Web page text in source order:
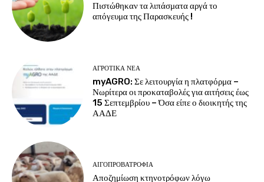
Πιστώθηκαν τα λιπάσματα αργά το
απόγευμα της Παρασκευής !
ΑΓΡΟΤΙΚΆ ΝΈΑ
myAGRO: Σε λειτουργία η πλατφόρμα –
Νωρίτερα οι προκαταβολές για αιτήσεις έως
15 Σεπτεμβρίου – Όσα είπε ο διοικητής της
ΑΑΔΕ
ΑΙΓΟΠΡΟΒΑΤΡΟΦΊΑ
Αποζημίωση κτηνοτρόφων λόγω